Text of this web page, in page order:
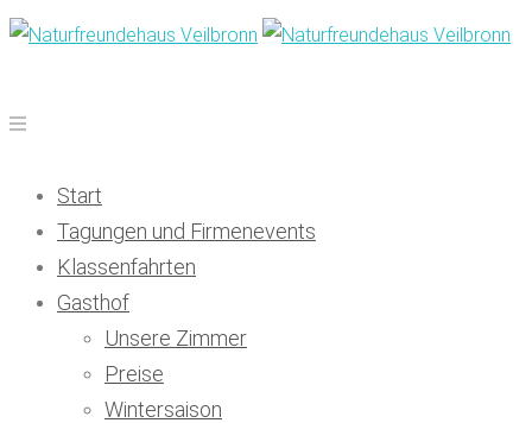
Start
Tagungen und Firmenevents
Klassenfahrten
Gasthof
Unsere Zimmer
Preise
Wintersaison